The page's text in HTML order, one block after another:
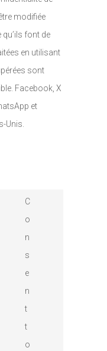
modifiée
font de
en utilisant
sont
Facebook, X
et
Unis.
C
o
n
s
e
n
t
t
o